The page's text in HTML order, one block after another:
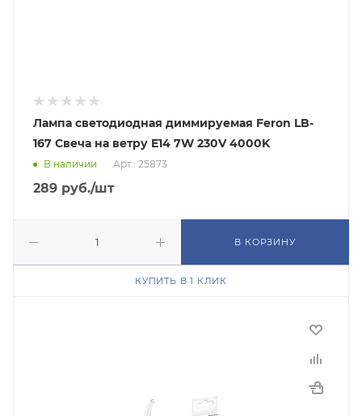
Лампа светодиодная диммируемая Feron LB-
167 Свеча на ветру E14 7W 230V 4000K
В наличии Арт.: 25873
289 руб./шт
В КОРЗИНУ
КУПИТЬ В 1 КЛИК